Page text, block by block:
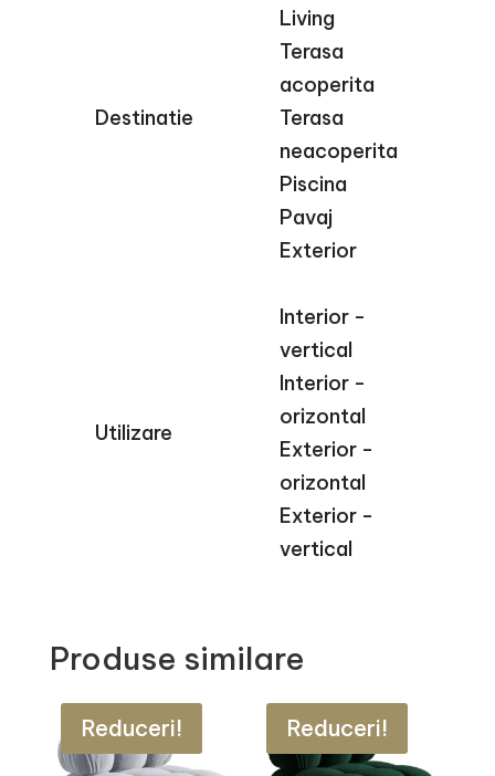
Destinatie
Living
Terasa
acoperita
Terasa
neacoperita
Piscina
Pavaj
Exterior
Utilizare
Interior -
vertical
Interior -
orizontal
Exterior -
orizontal
Exterior -
vertical
Produse similare
Reduceri! Reduceri!